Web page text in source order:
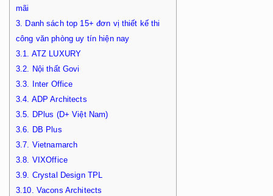
mãi
3. Danh sách top 15+ đơn vị thiết kế thi
công văn phòng uy tín hiện nay
3.1. ATZ LUXURY
3.2. Nội thất Govi
3.3.
Inter Office
3.4. ADP Architects
3.5. DPlus (D+ Việt Nam)
3.6. DB Plus
3.7. Vietnamarch
3.8. VIXOffice
3.9. Crystal Design TPL
3.10. Vacons Architects